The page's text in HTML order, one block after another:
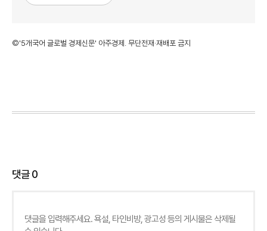
©'5개국어 글로벌 경제신문' 아주경제. 무단전재·재배포 금지
댓글0